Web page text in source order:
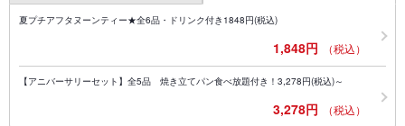
夏プチアフタヌーンティー★全6品・ドリンク付き1848円(税込)
1,848円 （税込）
【アニバーサリーセット】全5品 焼き立てパン食べ放題付き！3,278円(税込)～
3,278円 （税込）